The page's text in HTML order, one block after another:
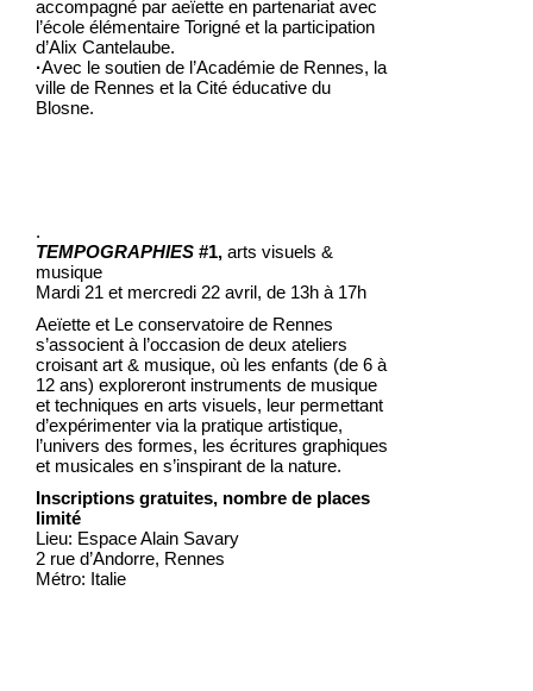
accompagné par aeïette en partenariat avec
l’école élémentaire Torigné et la participation
d’Alix Cantelaube.
·Avec le soutien de l’Académie de Rennes, la
ville de Rennes et la Cité éducative du
Blosne.
.
TEMPOGRAPHIES #1, arts visuels &
musique
Mardi 21 et mercredi 22 avril, de 13h à 17h
Aeïette et Le conservatoire de Rennes
s’associent à l’occasion de deux ateliers
croisant art & musique, où les enfants (de 6 à
12 ans) exploreront instruments de musique
et techniques en arts visuels, leur permettant
d’expérimenter via la pratique artistique,
l’univers des formes, les écritures graphiques
et musicales en s’inspirant de la nature.
Inscriptions gratuites, nombre de places
limité
Lieu: Espace Alain Savary
2 rue d’Andorre, Rennes
Métro: Italie